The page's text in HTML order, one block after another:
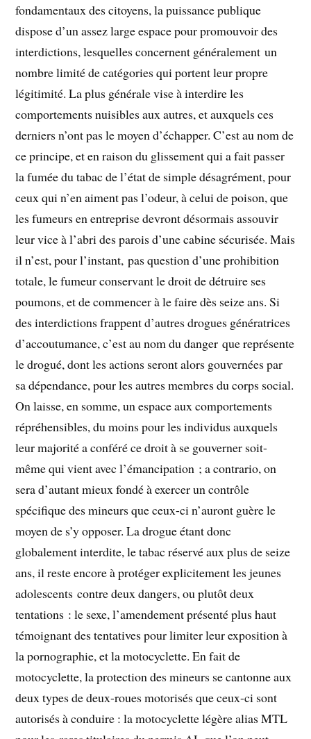
fondamentaux des citoyens, la puissance publique
dispose d’un assez large espace pour promouvoir des
interdictions, lesquelles concernent généralement un
nombre limité de catégories qui portent leur propre
légitimité. La plus générale vise à interdire les
comportements nuisibles aux autres, et auxquels ces
derniers n’ont pas le moyen d’échapper. C’est au nom de
ce principe, et en raison du glissement qui a fait passer
la fumée du tabac de l’état de simple désagrément, pour
ceux qui n’en aiment pas l’odeur, à celui de poison, que
les fumeurs en entreprise devront désormais assouvir
leur vice à l’abri des parois d’une cabine sécurisée. Mais
il n’est, pour l’instant, pas question d’une prohibition
totale, le fumeur conservant le droit de détruire ses
poumons, et de commencer à le faire dès seize ans. Si
des interdictions frappent d’autres drogues génératrices
d’accoutumance, c’est au nom du danger que représente
le drogué, dont les actions seront alors gouvernées par
sa dépendance, pour les autres membres du corps social.
On laisse, en somme, un espace aux comportements
répréhensibles, du moins pour les individus auxquels
leur majorité a conféré ce droit à se gouverner soit-
même qui vient avec l’émancipation ; a contrario, on
sera d’autant mieux fondé à exercer un contrôle
spécifique des mineurs que ceux-ci n’auront guère le
moyen de s’y opposer. La drogue étant donc
globalement interdite, le tabac réservé aux plus de seize
ans, il reste encore à protéger explicitement les jeunes
adolescents contre deux dangers, ou plutôt deux
tentations : le sexe, l’amendement présenté plus haut
témoignant des tentatives pour limiter leur exposition à
la pornographie, et la motocyclette. En fait de
motocyclette, la protection des mineurs se cantonne aux
deux types de deux-roues motorisés que ceux-ci sont
autorisés à conduire : la motocyclette légère alias MTL